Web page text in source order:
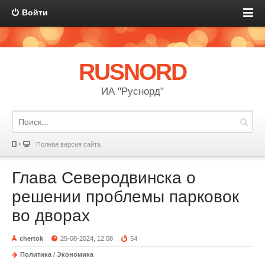
Войти
RUSNORD
ИА "Руснорд"
Полная версия сайта
Глава Северодвинска о
решении проблемы парковок
во дворах
chertok 25-08-2024, 12:08 54
Политика / Экономика